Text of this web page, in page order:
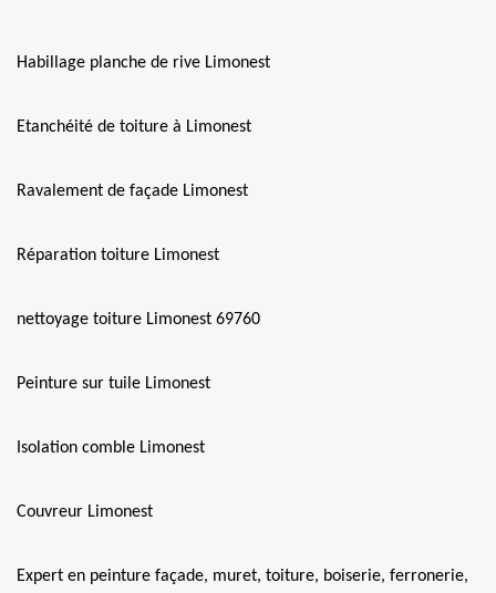
Habillage planche de rive Limonest
Etanchéité de toiture à Limonest
Ravalement de façade Limonest
Réparation toiture Limonest
nettoyage toiture Limonest 69760
Peinture sur tuile Limonest
Isolation comble Limonest
Couvreur Limonest
Expert en peinture façade, muret, toiture, boiserie, ferronerie,